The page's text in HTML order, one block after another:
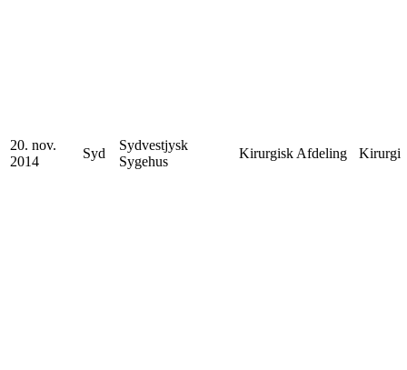
20. nov.
2014
Syd
Sydvestjysk
Sygehus
Kirurgisk Afdeling Kirurgi